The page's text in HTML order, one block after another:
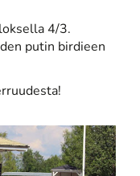
4/3.
putin birdieen